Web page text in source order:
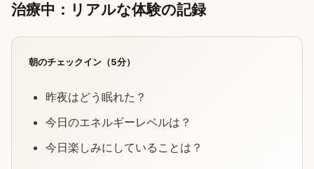
治療中：リアルな体験の記録
朝のチェックイン（5分）
昨夜はどう眠れた？
今日のエネルギーレベルは？
今日楽しみにしていることは？